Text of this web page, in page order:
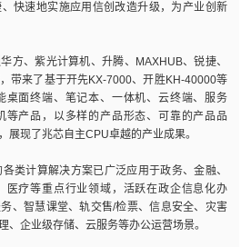
快速地实施应用信创改造升级，为产业创新
方、紫光计算机、升腾、MAXHUB、锐捷、
带来了基于开先KX-7000、开胜KH-40000等
桌面终端、笔记本、一体机、云终端、服务
等产品，以多样的产品形态、可靠的产品品
展现了兆芯自主CPU卓越的产业成果。
类计算解决方案已广泛应用于政务、金融、
医疗等重点行业领域，活跃在政企信息化办
、智慧课堂、轨交售/检票、信息安全、灾害
、企业级存储、云服务等办公运营场景。